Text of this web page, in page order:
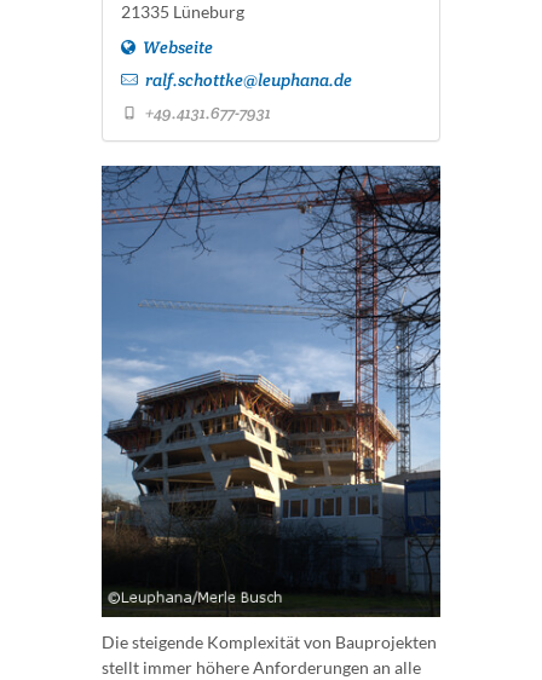
21335 Lüneburg
Webseite
ralf.schottke@leuphana.de
+49.4131.677-7931
Die steigende Komplexität von Bauprojekten
stellt immer höhere Anforderungen an alle